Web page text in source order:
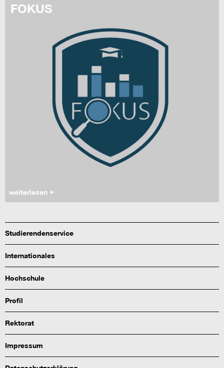
FOKUS
weiterlesen
Studierendenservice
Internationales
Hochschule
Profil
Rektorat
Impressum